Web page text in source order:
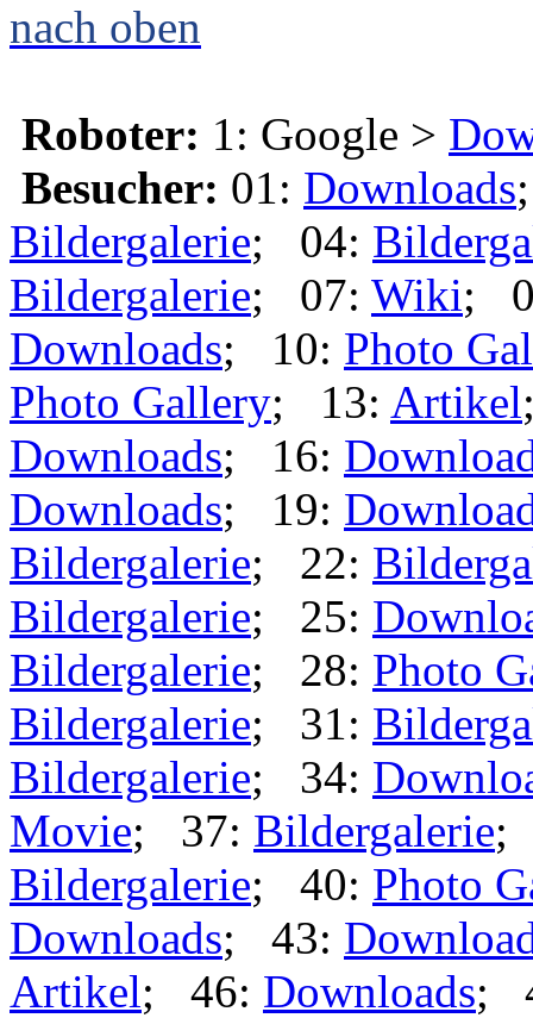
nach oben
Roboter: 1: Google >
Besucher: 01: Downloads
Bildergalerie; 04:
Bildergalerie; 07: Wiki;
Downloads; 10: Photo
Photo Gallery; 13: Artikel
Downloads; 16:
Downloads; 19:
Bildergalerie; 22:
Bildergalerie; 25:
Bildergalerie; 28: Photo
Bildergalerie; 31:
Bildergalerie; 34:
Movie; 37: Bildergalerie;
Bildergalerie; 40: Photo
Downloads; 43:
Artikel; 46: Downloads;